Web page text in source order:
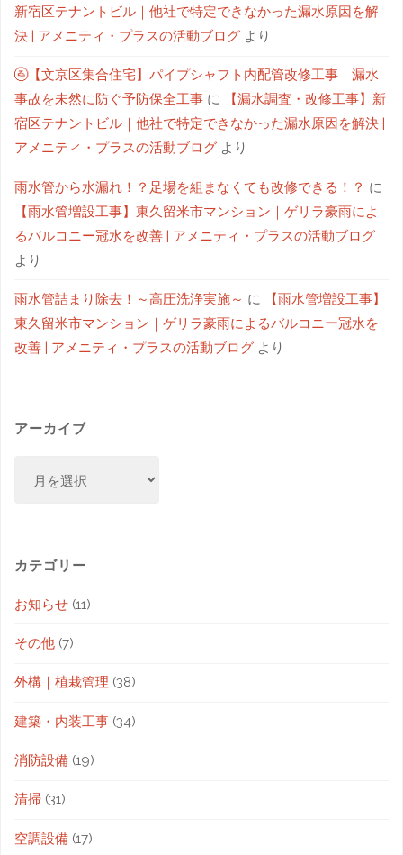
新宿区テナントビル｜他社で特定できなかった漏水原因を解
決 | アメニティ・プラスの活動ブログ より
🚰【文京区集合住宅】パイプシャフト内配管改修工事｜漏水
事故を未然に防ぐ予防保全工事 に
【漏水調査・改修工事】新
宿区テナントビル｜他社で特定できなかった漏水原因を解決 |
アメニティ・プラスの活動ブログ より
雨水管から水漏れ！？足場を組まなくても改修できる！？ に
【雨水管増設工事】東久留米市マンション｜ゲリラ豪雨によ
るバルコニー冠水を改善 | アメニティ・プラスの活動ブログ
より
雨水管詰まり除去！～高圧洗浄実施～ に
【雨水管増設工事】
東久留米市マンション｜ゲリラ豪雨によるバルコニー冠水を
改善 | アメニティ・プラスの活動ブログ より
アーカイブ
カテゴリー
お知らせ (11)
その他 (7)
外構｜植栽管理 (38)
建築・内装工事 (34)
消防設備 (19)
清掃 (31)
空調設備 (17)